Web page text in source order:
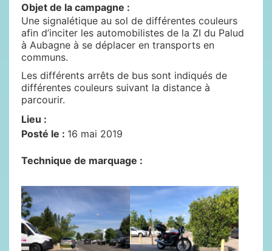
Objet de la campagne :
Une signalétique au sol de différentes couleurs
afin d’inciter les automobilistes de la ZI du Palud
à Aubagne à se déplacer en transports en
communs.
Les différents arrêts de bus sont indiqués de
différentes couleurs suivant la distance à
parcourir.
Lieu :
Posté le : 16 mai 2019
Technique de marquage :